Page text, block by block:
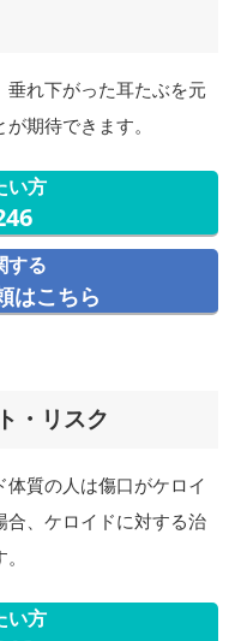
垂れ下がった耳たぶを元
期待できます。
い方
する
はこちら
・リスク
質の人は傷口がケロイ
合、ケロイドに対する治
い方